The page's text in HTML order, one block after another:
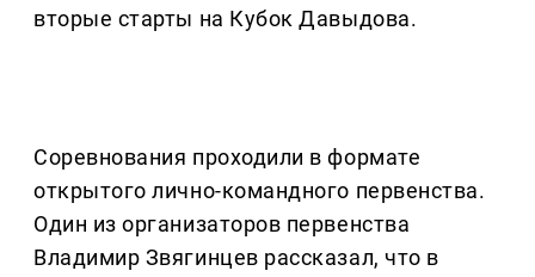
вторые старты на Кубок Давыдова.
Соревнования проходили в формате
открытого лично-командного первенства.
Один из организаторов первенства
Владимир Звягинцев рассказал, что в